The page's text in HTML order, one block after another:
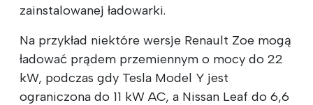
zainstalowanej ładowarki.
Na przykład niektóre wersje Renault Zoe mogą
ładować prądem przemiennym o mocy do 22
kW, podczas gdy Tesla Model Y jest
ograniczona do 11 kW AC, a Nissan Leaf do 6,6